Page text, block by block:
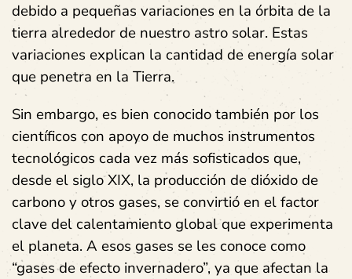
debido a pequeñas variaciones en la órbita de la
tierra alrededor de nuestro astro solar. Estas
variaciones explican la cantidad de energía solar
que penetra en la Tierra.
Sin embargo, es bien conocido también por los
científicos con apoyo de muchos instrumentos
tecnológicos cada vez más sofisticados que,
desde el siglo XIX, la producción de dióxido de
carbono y otros gases, se convirtió en el factor
clave del calentamiento global que experimenta
el planeta. A esos gases se les conoce como
“gases de efecto invernadero”, ya que afectan la